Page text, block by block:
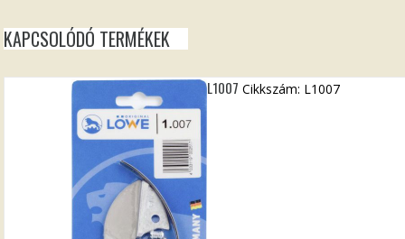
KAPCSOLÓDÓ TERMÉKEK
L1007 Cikkszám: L1007